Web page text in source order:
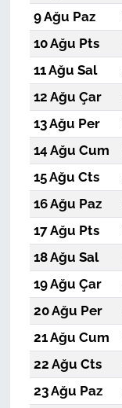
9 Ağu Paz
10 Ağu Pts
11 Ağu Sal
12 Ağu Çar
13 Ağu Per
14 Ağu Cum
15 Ağu Cts
16 Ağu Paz
17 Ağu Pts
18 Ağu Sal
19 Ağu Çar
20 Ağu Per
21 Ağu Cum
22 Ağu Cts
23 Ağu Paz